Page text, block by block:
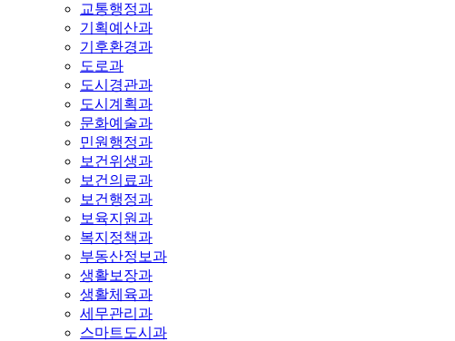
교통행정과
기획예산과
기후환경과
도로과
도시경관과
도시계획과
문화예술과
민원행정과
보건위생과
보건의료과
보건행정과
보육지원과
복지정책과
부동산정보과
생활보장과
생활체육과
세무관리과
스마트도시과